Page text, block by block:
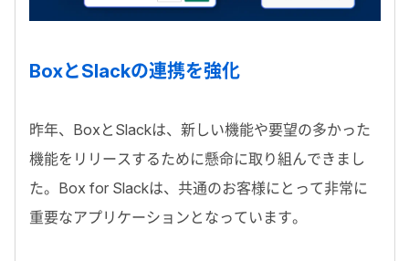
BoxとSlackの連携を強化
昨年、BoxとSlackは、新しい機能や要望の多かった
機能をリリースするために懸命に取り組んできまし
た。Box for Slackは、共通のお客様にとって非常に
重要なアプリケーションとなっています。